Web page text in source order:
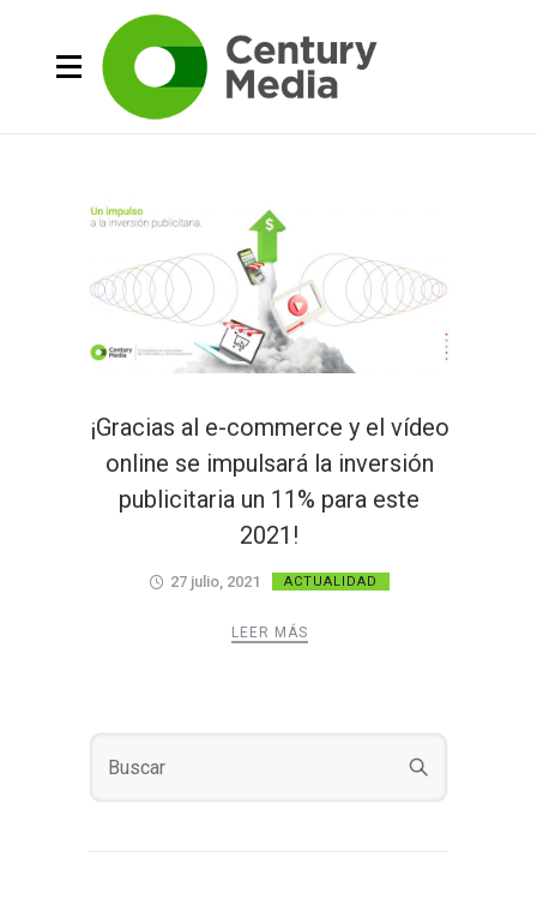
¡Gracias al e-commerce y el vídeo
online se impulsará la inversión
publicitaria un 11% para este
2021!
27 julio, 2021 ACTUALIDAD
LEER MÁS